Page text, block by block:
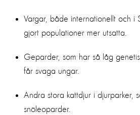
Vargar, både internationellt och i
gjort populationer mer utsatta.
Geparder, som har så låg
får svaga ungar.
Andra stora kattdjur i djurparker,
snöleoparder.